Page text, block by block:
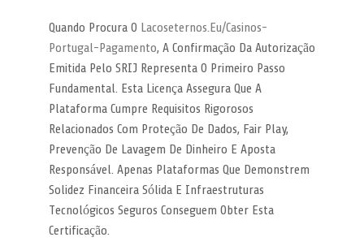
Quando Procura OLacoseternos.eu/casinos-
Portugal-Pagamento, A Confirmação Da Autorização
Emitida Pelo SRIJ Representa O Primeiro Passo
Fundamental. Esta Licença Assegura Que A
Plataforma Cumpre Requisitos Rigorosos
Relacionados Com Proteção De Dados, Fair Play,
Prevenção De Lavagem De Dinheiro E Aposta
Responsável. Apenas Plataformas Que Demonstrem
Solidez Financeira Sólida E Infraestruturas
Tecnológicos Seguros Conseguem Obter Esta
Certificação.